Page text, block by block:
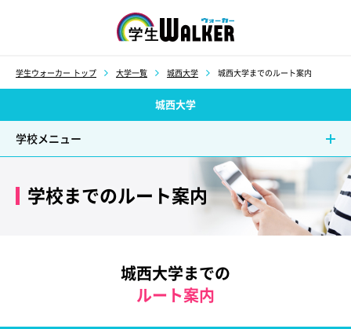
学生ウォーカー トップ 大学一覧 城西大学 城西大学までのルート案内
城西大学
学校メニュー
学校までのルート案内
城西大学までの
ルート案内